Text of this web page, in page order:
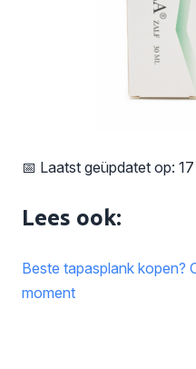
📅 Laatst geüpdatet op:
Lees ook:
Beste tapasplank kopen?
moment